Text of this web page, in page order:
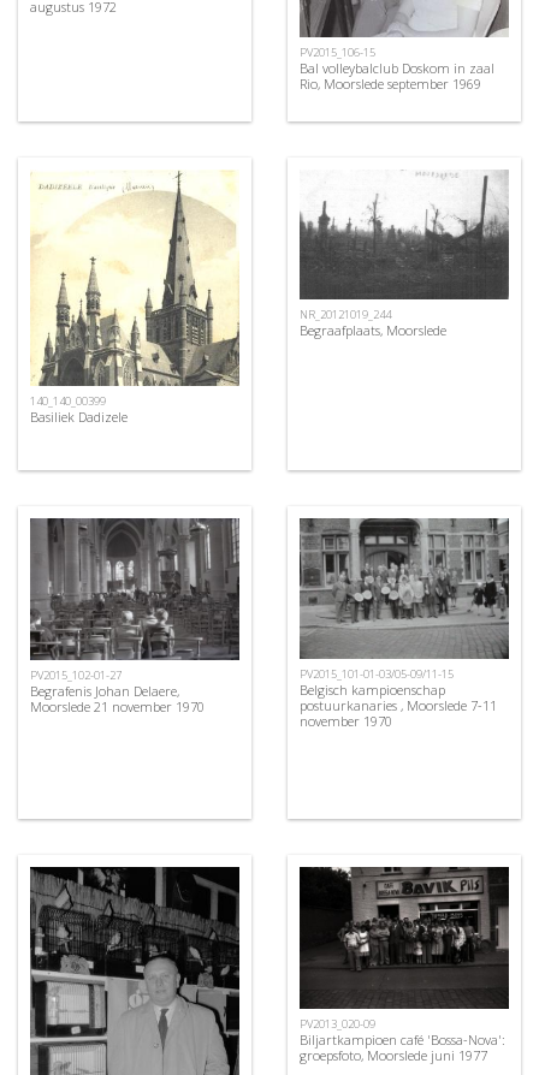
augustus 1972
PV2015_106-15
Bal volleybalclub Doskom in zaal
Rio, Moorslede september 1969
140_140_00399
Basiliek Dadizele
NR_20121019_244
Begraafplaats, Moorslede
PV2015_102-01-27
Begrafenis Johan Delaere,
Moorslede 21 november 1970
PV2015_101-01-03/05-09/11-15
Belgisch kampioenschap
postuurkanaries , Moorslede 7-11
november 1970
PV2013_020-09
Biljartkampioen café 'Bossa-Nova':
groepsfoto, Moorslede juni 1977